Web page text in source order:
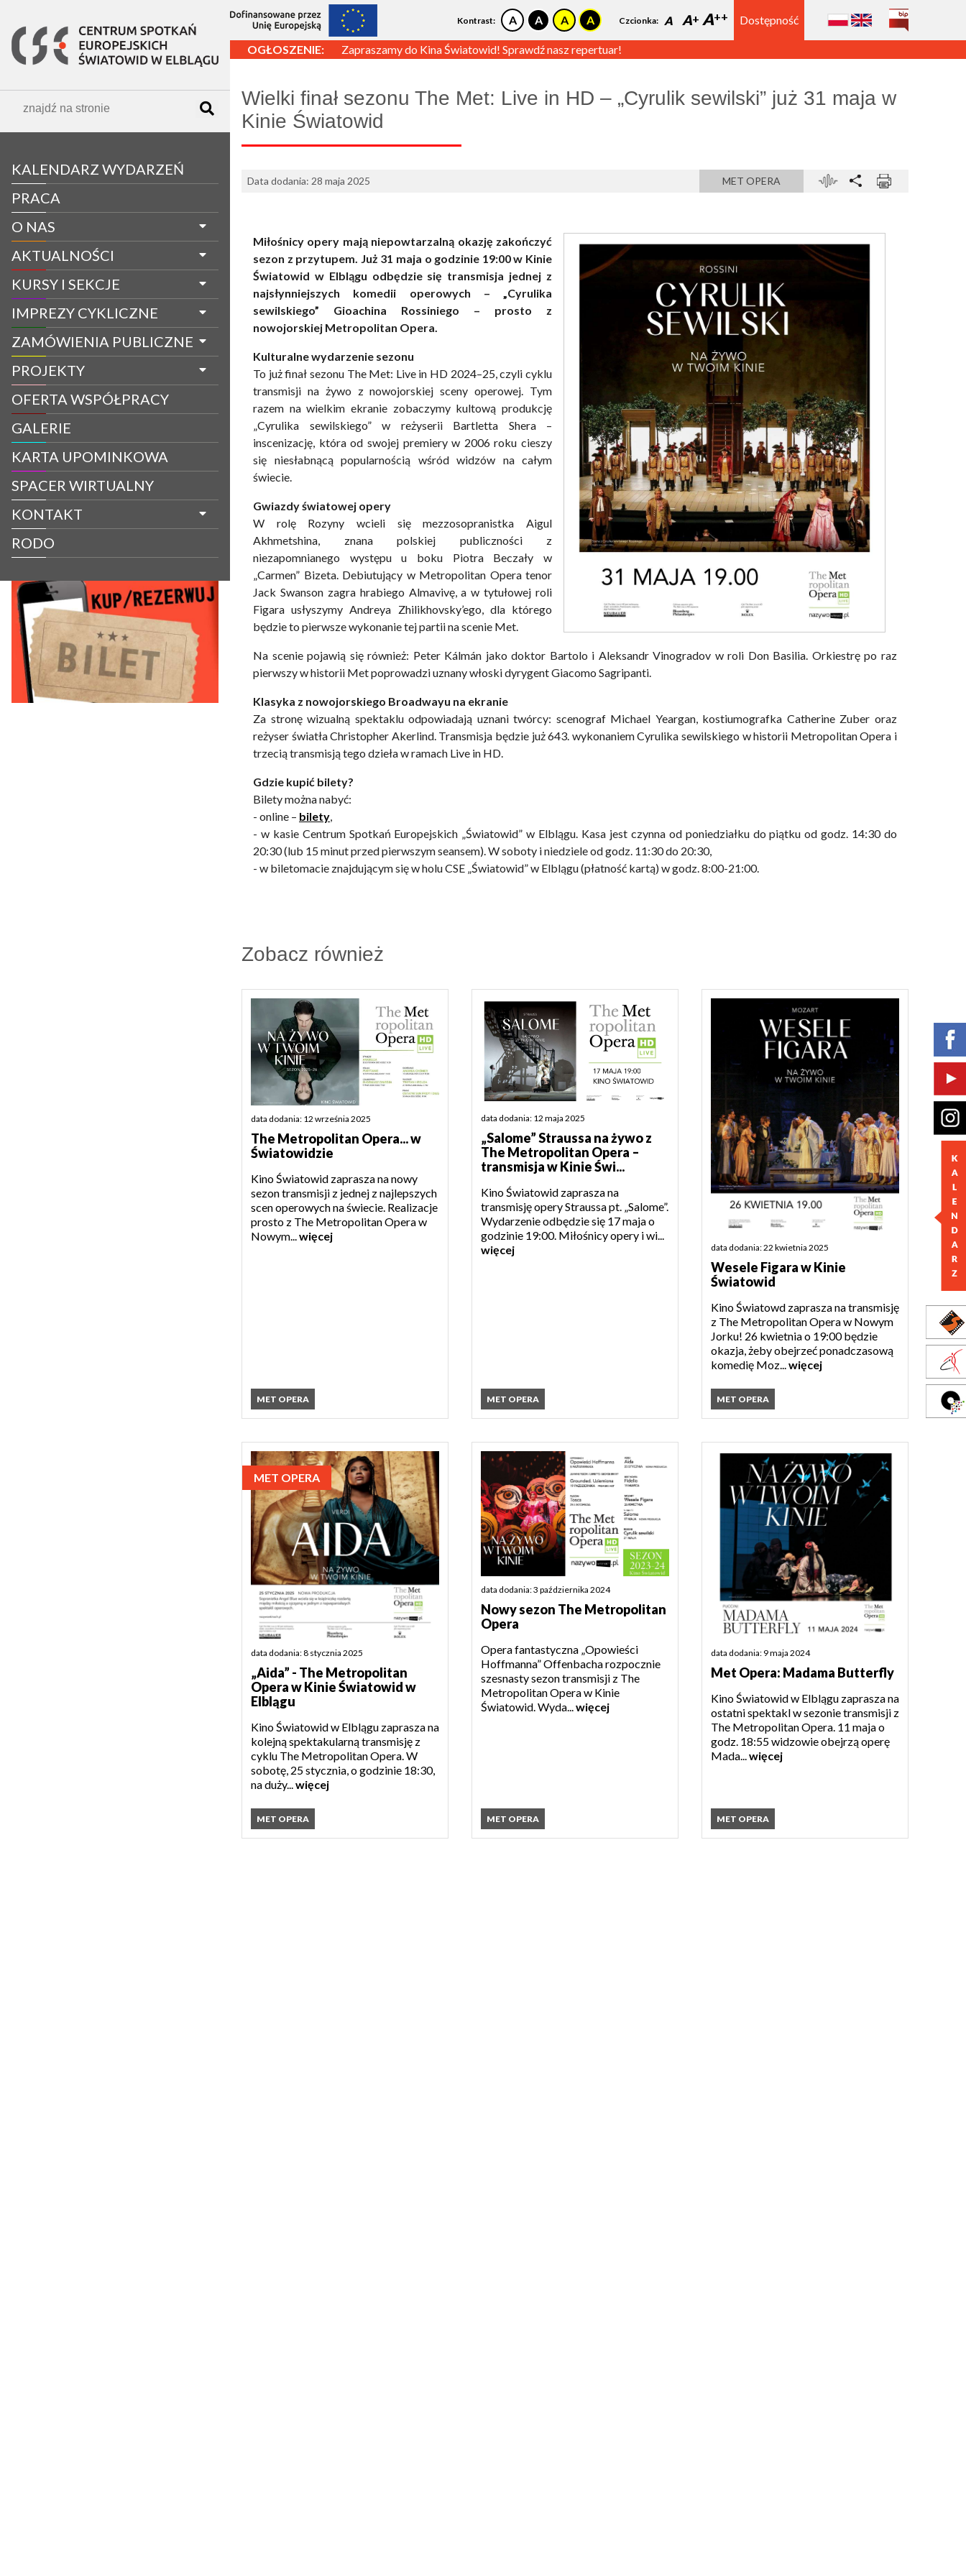
KALENDARZ WYDARZEŃ
PRACA
O NAS
AKTUALNOŚCI
KURSY I SEKCJE
IMPREZY CYKLICZNE
ZAMÓWIENIA PUBLICZNE
PROJEKTY
OFERTA WSPÓŁPRACY
GALERIE
KARTA UPOMINKOWA
SPACER WIRTUALNY
KONTAKT
RODO
Kontrast: Czcionka: A A A Dostępność
OGŁOSZENIE: Zapraszamy do Kina Światowid! Sprawdź nasz repertuar!
Wielki finał sezonu The Met: Live in HD – „Cyrulik sewilski” już 31 maja w
Kinie Światowid
Data dodania: 28 maja 2025 MET OPERA
Miłośnicy opery mają niepowtarzalną okazję zakończyć
sezon z przytupem. Już 31 maja o godzinie 19:00 w Kinie
Światowid w Elblągu odbędzie się transmisja jednej z
najsłynniejszych komedii operowych – „Cyrulika
sewilskiego” Gioachina Rossiniego – prosto z
nowojorskiej Metropolitan Opera.
Kulturalne wydarzenie sezonu
To już finał sezonu The Met: Live in HD 2024–25, czyli cyklu
transmisji na żywo z nowojorskiej sceny operowej. Tym
razem na wielkim ekranie zobaczymy kultową produkcję
„Cyrulika sewilskiego” w reżyserii Bartletta Shera –
inscenizację, która od swojej premiery w 2006 roku cieszy
się niesłabnącą popularnością wśród widzów na całym
świecie.
Gwiazdy światowej opery
W rolę Rozyny wcieli się mezzosopranistka Aigul
Akhmetshina, znana polskiej publiczności z
niezapomnianego występu u boku Piotra Beczały w
„Carmen” Bizeta. Debiutujący w Metropolitan Opera tenor
Jack Swanson zagra hrabiego Almavivę, a w tytułowej roli
Figara usłyszymy Andreya Zhilikhovsky’ego, dla którego
będzie to pierwsze wykonanie tej partii na scenie Met.
Na scenie pojawią się również: Peter Kálmán jako doktor Bartolo i Aleksandr Vinogradov w roli Don Basilia. Orkiestrę po raz
pierwszy w historii Met poprowadzi uznany włoski dyrygent Giacomo Sagripanti.
Klasyka z nowojorskiego Broadwayu na ekranie
Za stronę wizualną spektaklu odpowiadają uznani twórcy: scenograf Michael Yeargan, kostiumografka Catherine Zuber oraz
reżyser światła Christopher Akerlind. Transmisja będzie już 643. wykonaniem Cyrulika sewilskiego w historii Metropolitan Opera i
trzecią transmisją tego dzieła w ramach Live in HD.
Gdzie kupić bilety?
Bilety można nabyć:
- online – bilety,
- w kasie Centrum Spotkań Europejskich „Światowid” w Elblągu. Kasa jest czynna od poniedziałku do piątku od godz. 14:30 do
20:30 (lub 15 minut przed pierwszym seansem). W soboty i niedziele od godz. 11:30 do 20:30,
- w biletomacie znajdującym się w holu CSE „Światowid” w Elblągu (płatność kartą) w godz. 8:00-21:00.
Zobacz również
data dodania: 12 września 2025
The Metropolitan Opera... w
Światowidzie
Kino Światowid zaprasza na nowy
sezon transmisji z jednej z najlepszych
scen operowych na świecie. Realizacje
prosto z The Metropolitan Opera w
Nowym...więcej
MET OPERA
data dodania: 12 maja 2025
„Salome” Straussa na żywo z
The Metropolitan Opera –
transmisja w Kinie Świ...
Kino Światowid zaprasza na
transmisję opery Straussa pt. „Salome”.
Wydarzenie odbędzie się 17 maja o
godzinie 19:00. Miłośnicy opery i wi...
więcej
MET OPERA
data dodania: 22 kwietnia 2025
Wesele Figara w Kinie
Światowid
Kino Światowd zaprasza na transmisję
z The Metropolitan Opera w Nowym
Jorku! 26 kwietnia o 19:00 będzie
okazja, żeby obejrzeć ponadczasową
komedię Moz... więcej
MET OPERA
MET OPERA
data dodania: 8 stycznia 2025
„Aida” - The Metropolitan
Opera w Kinie Światowid w
Elblągu
Kino Światowid w Elblągu zaprasza na
kolejną spektakularną transmisję z
cyklu The Metropolitan Opera. W
sobotę, 25 stycznia, o godzinie 18:30,
na duży... więcej
MET OPERA
data dodania: 3 października 2024
Nowy sezon The Metropolitan
Opera
Opera fantastyczna „Opowieści
Hoffmanna” Offenbacha rozpocznie
szesnasty sezon transmisji z The
Metropolitan Opera w Kinie
Światowid. Wyda...więcej
MET OPERA
data dodania: 9 maja 2024
Met Opera: Madama Butterfly
Kino Światowid w Elblągu zaprasza na
ostatni spektakl w sezonie transmisji z
The Metropolitan Opera. 11 maja o
godz. 18:55 widzowie obejrzą operę
Mada... więcej
MET OPERA